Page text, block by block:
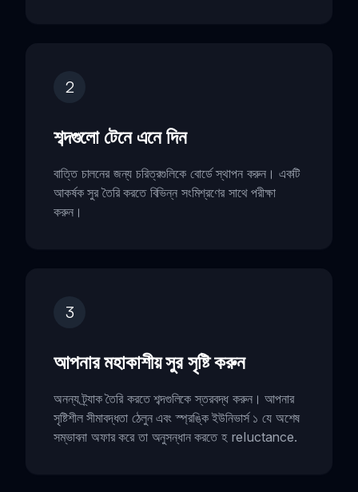
2
শব্দগুলো টেনে এনে দিন
বাত্তি চালনের জন্য চরিত্রগুলিকে বোর্ডে স্থাপন করুন। একটি
আকর্ষক সুর তৈরি করতে বিভিন্ন সংমিশ্রণের সাথে পরীক্ষা
করুন।
3
আপনার মহাকাশীয় সুর সৃষ্টি করুন
অনন্য ট্র্যাক তৈরি করতে শব্দগুলিকে স্তরবদ্ধ করুন। আপনার
সৃষ্টিশীল সীমাবদ্ধতা ঠেলুন এবং স্প্রঙ্কি ইউনিভার্স ১ যে অশেষ
সম্ভাবনা অফার করে তা অনুসন্ধান করতে হ reluctance.